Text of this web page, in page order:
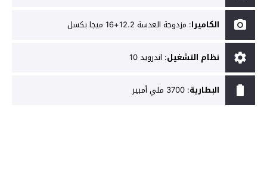
الكاميرا: مزدوجة العدسة 12.2+16 ميجا بكسل
نظام التشغيل: اندرويد 10
البطارية: 3700 ملي أمبير